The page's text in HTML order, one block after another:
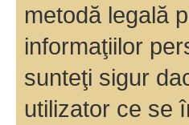
metodă legală
informaţiilor
sunteţi sigur
utilizator ce se